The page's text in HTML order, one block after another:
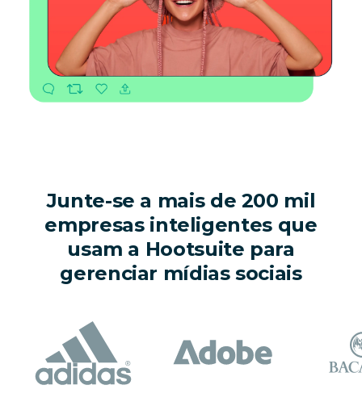
Junte-se a mais de 200 mil
empresas inteligentes que
usam a Hootsuite para
gerenciar mídias sociais